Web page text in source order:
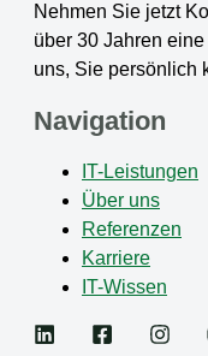
Nehmen Sie jetzt
über 30 Jahren
uns, Sie persönlich
Navigation
IT-Leistungen
Über uns
Referenzen
Karriere
IT-Wissen